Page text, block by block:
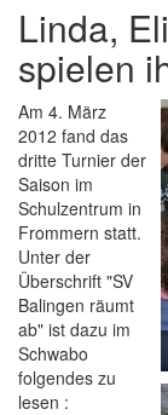
Linda,
spielen
Am 4. März
2012 fand das
dritte Turnier der
Saison im
Schulzentrum in
Frommern statt.
Unter der
Überschrift "SV
Balingen räumt
ab" ist dazu im
Schwabo
folgendes zu
lesen :